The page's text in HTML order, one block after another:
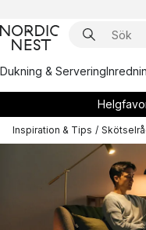
Dukning & Servering
Inspiration & Tips /